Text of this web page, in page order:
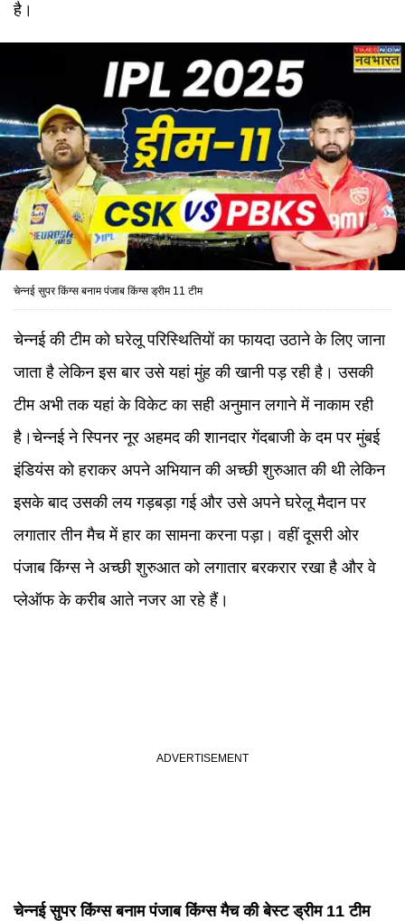
है।
चेन्नई सुपर किंग्स बनाम पंजाब किंग्स ड्रीम 11 टीम
चेन्नई की टीम को घरेलू परिस्थितियों का फायदा उठाने के लिए जाना
जाता है लेकिन इस बार उसे यहां मुंह की खानी पड़ रही है। उसकी
टीम अभी तक यहां के विकेट का सही अनुमान लगाने में नाकाम रही
है।चेन्नई ने स्पिनर नूर अहमद की शानदार गेंदबाजी के दम पर मुंबई
इंडियंस को हराकर अपने अभियान की अच्छी शुरुआत की थी लेकिन
इसके बाद उसकी लय गड़बड़ा गई और उसे अपने घरेलू मैदान पर
लगातार तीन मैच में हार का सामना करना पड़ा। वहीं दूसरी ओर
पंजाब किंग्स ने अच्छी शुरुआत को लगातार बरकरार रखा है और वे
प्लेऑफ के करीब आते नजर आ रहे हैं।
चेन्नई सुपर किंग्स बनाम पंजाब किंग्स मैच की बेस्ट ड्रीम 11 टीम